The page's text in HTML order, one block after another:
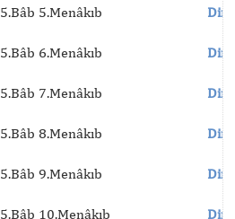
5.Bâb 5.Menâkıb
5.Bâb 6.Menâkıb
5.Bâb 7.Menâkıb
5.Bâb 8.Menâkıb
5.Bâb 9.Menâkıb
5.Bâb 10.Menâkıb